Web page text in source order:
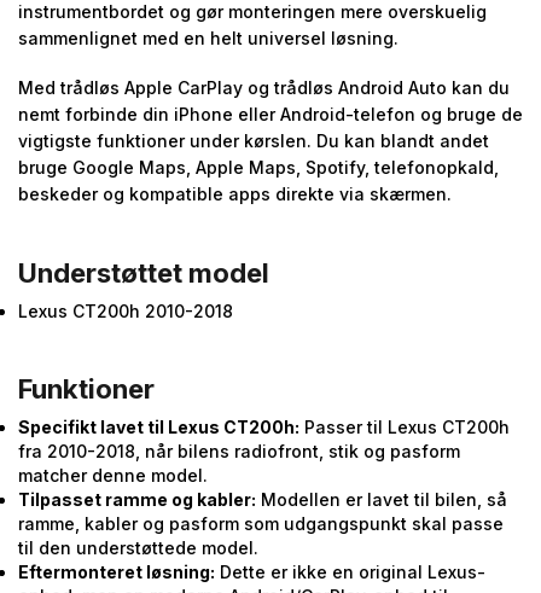
instrumentbordet og gør monteringen mere overskuelig
sammenlignet med en helt universel løsning.
Med trådløs Apple CarPlay og trådløs Android Auto kan du
nemt forbinde din iPhone eller Android-telefon og bruge de
vigtigste funktioner under kørslen. Du kan blandt andet
bruge Google Maps, Apple Maps, Spotify, telefonopkald,
beskeder og kompatible apps direkte via skærmen.
Understøttet model
Lexus CT200h 2010-2018
Funktioner
Specifikt lavet til Lexus CT200h: Passer til Lexus CT200h
fra 2010-2018, når bilens radiofront, stik og pasform
matcher denne model.
Tilpasset ramme og kabler: Modellen er lavet til bilen, så
ramme, kabler og pasform som udgangspunkt skal passe
til den understøttede model.
Eftermonteret løsning: Dette er ikke en original Lexus-